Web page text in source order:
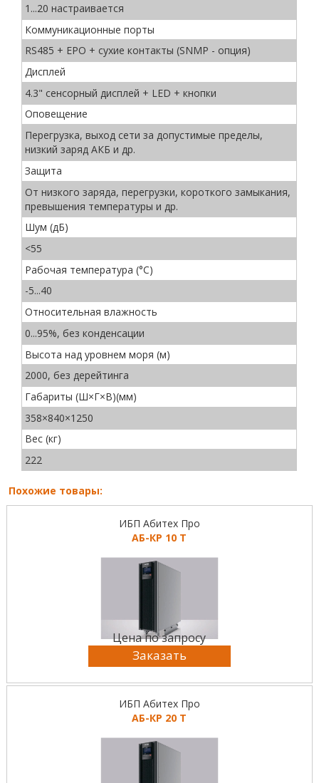
1...20 настраивается
Коммуникационные порты
RS485 + EPO + cухие контакты (SNMP - опция)
Дисплей
4.3" сенсорный дисплей + LED + кнопки
Оповещение
Перегрузка, выход сети за допустимые пределы,
низкий заряд АКБ и др.
Защита
От низкого заряда, перегрузки, короткого замыкания,
превышения температуры и др.
Шум (дБ)
<55
Рабочая температура (°C)
-5...40
Относительная влажность
0...95%, без конденсации
Высота над уровнем моря (м)
2000, без дерейтинга
Габариты (Ш×Г×В)(мм)
358×840×1250
Вес (кг)
222
Похожие товары:
ИБП Абитех Про
АБ-КР 10 Т
Цена по запросу
Заказать
ИБП Абитех Про
АБ-КР 20 Т